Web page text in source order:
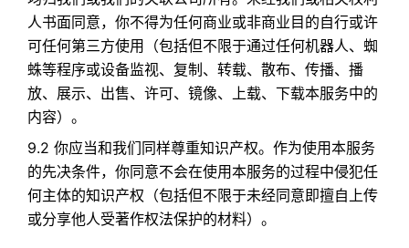
人书面同意，你不得为任何商业或非商业目的自行或许
可任何第三方使用（包括但不限于通过任何机器人、蜘
蛛等程序或设备监视、复制、转载、散布、传播、播
放、展示、出售、许可、镜像、上载、下载本服务中的
内容）。
9.2 你应当和我们同样尊重知识产权。作为使用本服务
的先决条件，你同意不会在使用本服务的过程中侵犯任
何主体的知识产权（包括但不限于未经同意即擅自上传
或分享他人受著作权法保护的材料）。